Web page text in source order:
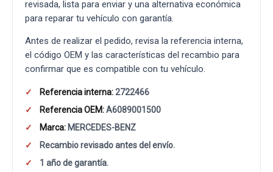
revisada, lista para enviar y una alternativa económica
para reparar tu vehículo con garantía.
Antes de realizar el pedido, revisa la referencia interna,
el código OEM y las características del recambio para
confirmar que es compatible con tu vehículo.
Referencia interna:2722466
Referencia OEM:A6089001500
Marca: MERCEDES-BENZ
Recambio revisado antes del envío.
1 año de garantía.